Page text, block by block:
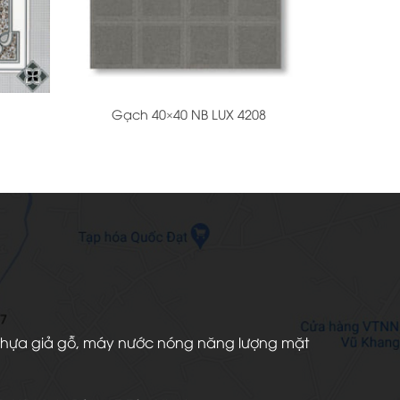
+
Gạch 40×40 NB LUX 4208
giả gỗ, máy nước nóng năng lượng mặt